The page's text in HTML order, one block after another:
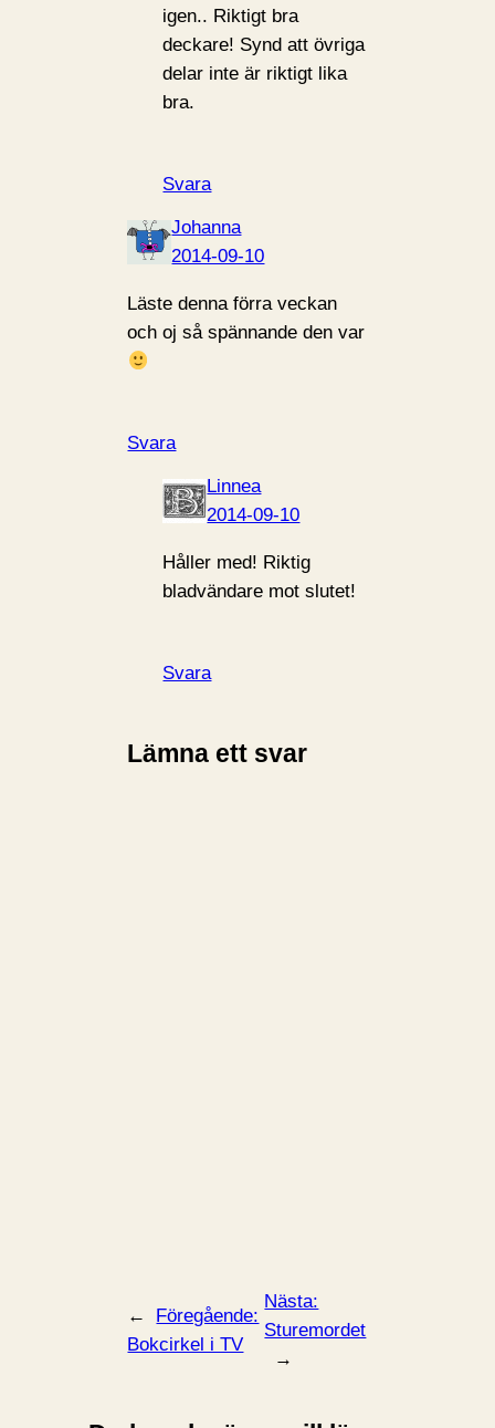
igen.. Riktigt bra
deckare! Synd att övriga
delar inte är riktigt lika
bra.
Svara
Johanna
2014-09-10
Läste denna förra veckan
och oj så spännande den var
Svara
Linnea
2014-09-10
Håller med! Riktig
bladvändare mot slutet!
Svara
Lämna ett svar
←
Föregående:
Bokcirkel i TV
Nästa:
Sturemordet
→